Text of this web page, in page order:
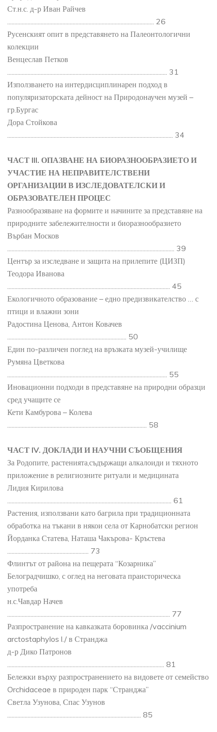
Ст.н.с. д-р Иван Райчев
..................................................................................................... 26
Русенският опит в представянето на Палеонтологични
колекции
Венцеслав Петков
.............................................................................................................. 31
Използването на интердисциплинарен подход в
популяризаторската дейност на Природонаучен музей –
гр.Бургас
Дора Стойкова
.................................................................................................................. 34
ЧАСТ III. ОПАЗВАНЕ НА БИОРАЗНООБРАЗИЕТО И
УЧАСТИЕ НА НЕПРАВИТЕЛСТВЕНИ
ОРГАНИЗАЦИИ В ИЗСЛЕДОВАТЕЛСКИ И
ОБРАЗОВАТЕЛЕН ПРОЦЕС
Разнообразяване на формите и начините за представяне на
природните забележителности и биоразнообразието
Върбан Москов
................................................................................................................... 39
Център за изследване и защита на прилепите (ЦИЗП)
Теодора Иванова
................................................................................................................ 45
Екологичното образование – едно предизвикателство … с
птици и влажни зони
Радостина Ценова, Антон Ковачев
.................................................................................. 50
Един по-различен поглед на връзката музей-училище
Румяна Цветкова
.............................................................................................................. 55
Иновационни подходи в представяне на природни образци
сред учащите се
Кети Камбурова – Колева
................................................................................................ 58
ЧАСТ IV. ДОКЛАДИ И НАУЧНИ СЪОБЩЕНИЯ
За Родопите, растенията,съдържащи алкалоиди и тяхното
приложение в религиозните ритуали и медицината
Лидия Кирилова
................................................................................................................. 61
Растения, използвани като багрила при традиционната
обработка на тъкани в някои села от Карнобатски регион
Йорданка Статева, Наташа Чакърова- Кръстева
........................................................ 73
Флинтът от района на пещерата “Козарника”
Белоградчишко, с оглед на неговата праисторическа
употреба
н.с.Чавдар Начев
................................................................................................................ 77
Разпространение на кавказката боровинка /vaccinium
arctostaphylos l./ в Странджа
д-р Дико Патронов
............................................................................................................ 81
Бележки върху разпространението на видовете от семейство
Orchidaceae в природен парк “Странджа”
Светла Узунова, Спас Узунов
............................................................................................ 85